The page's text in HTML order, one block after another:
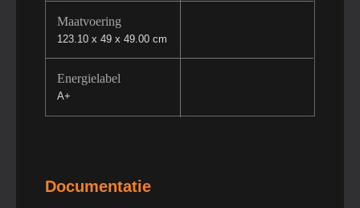
Maatvoering
123.10 x 49 x 49.00 cm
Energielabel
A+
Documentatie